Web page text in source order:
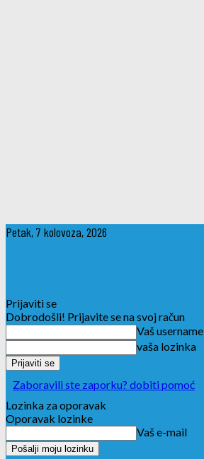
Petak, 7 kolovoza, 2026
Prijaviti se
Dobrodošli! Prijavite se na svoj račun
Vaš username
vaša lozinka
Zaboravili ste zaporku? dobiti pomoć
Lozinka za oporavak
Oporavak lozinke
Vaš e-mail